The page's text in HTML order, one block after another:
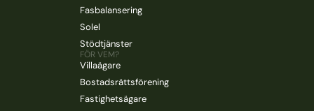
Fasbalansering
Solel
Stödtjänster
FÖR VEM?
Villaägare
Bostadsrättsförening
Fastighetsägare